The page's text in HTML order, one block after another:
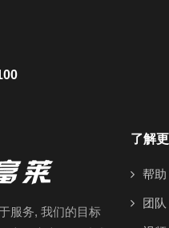
服务, 我们的目标
了解
帮助
团队